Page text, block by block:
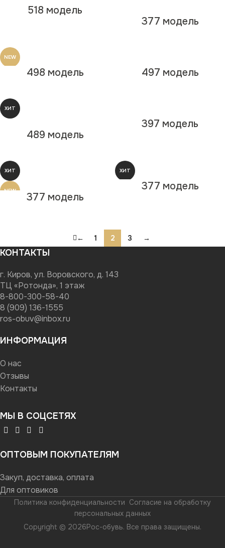
518 модель
377 модель
NEW
498 модель 497 модель
ХИТ
489 модель
397 модель
ХИТ
NEW
377 модель
ХИТ
377 модель
← 1 2 3 →
КОНТАКТЫ
г. Киров, ул. Воровского, д. 143
ТЦ «Ротонда», 1 этаж
8-800-300-58-40
8 (909) 136-1555
ros-obuv@inbox.ru
ИНФОРМАЦИЯ
О нас
Отзывы
Контакты
МЫ В СОЦСЕТЯХ
ОПТОВЫМ ПОКУПАТЕЛЯМ
Закуп, доставка, оплата
Для оптовиков
Политика конфиденциальности Согласие на обработку
персональных данных
Copyright © 2026Рос-обувь. Все права защищены.